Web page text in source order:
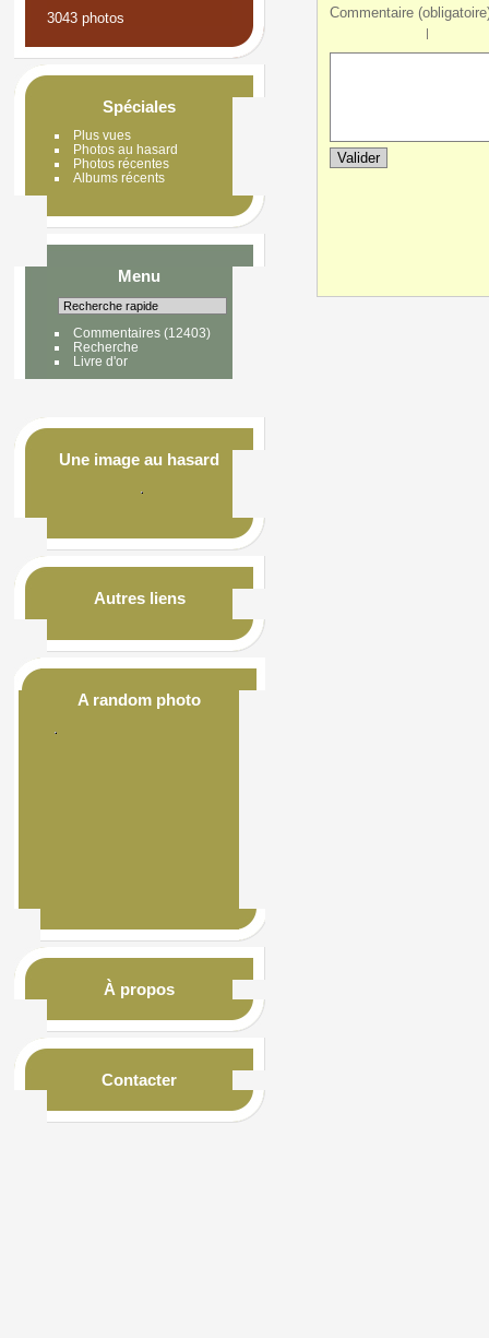
3043 photos
Spéciales
Plus vues
Photos au hasard
Photos récentes
Albums récents
Menu
Commentaires(12403)
Recherche
Livre d'or
Une image au hasard
Autres liens
A random photo
À propos
Contacter
Commentaire
|